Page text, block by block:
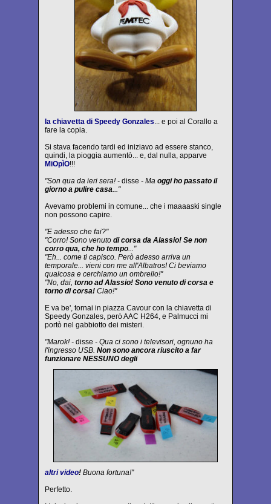
la chiavetta di Speedy Gonzales... e poi al Corallo a
fare la copia.
Si stava facendo tardi ed iniziavo ad essere stanco,
quindi, la pioggia aumentò... e, dal nulla, apparve
MiOpìO!!!
"Son qua da ieri sera! - disse - Ma oggi ho passato il
giorno a pulire casa..."
Avevamo problemi in comune... che i maaaaski single
non possono capire.
"E adesso che fai?"
"Corro! Sono venuto di corsa da Alassio! Se non
corro qua, che ho tempo..."
"Eh... come ti capisco. Però adesso arriva un
temporale... vieni con me all'Albatros! Ci beviamo
qualcosa e cerchiamo un ombrello!"
"No, dai, torno ad Alassio! Sono venuto di corsa e
torno di corsa! Ciao!"
E va be', tornai in piazza Cavour con la chiavetta di
Speedy Gonzales, però AAC H264, e Palmucci mi
portò nel gabbiotto dei misteri.
"Marok! - disse - Qua ci sono i televisori, ognuno ha
l'ingresso USB. Non sono ancora riuscito a far
funzionare NESSUNO degli
altri video! Buona fortuna!"
Perfetto.